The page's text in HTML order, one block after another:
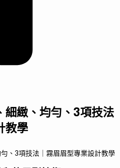
細緻、均勻、3項技法
教學